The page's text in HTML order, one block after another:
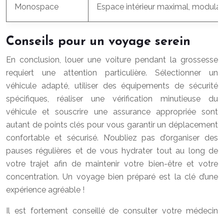
Monospace Espace intérieur maximal,
Conseils pour un voyage serein
En conclusion, louer une voiture pendant la grossesse
requiert une attention particulière. Sélectionner un
véhicule adapté, utiliser des équipements de sécurité
spécifiques, réaliser une vérification minutieuse du
véhicule et souscrire une assurance appropriée sont
autant de points clés pour vous garantir un déplacement
confortable et sécurisé. N’oubliez pas d’organiser des
pauses régulières et de vous hydrater tout au long de
votre trajet afin de maintenir votre bien-être et votre
concentration. Un voyage bien préparé est la clé d’une
expérience agréable !
Il est fortement conseillé de consulter votre médecin